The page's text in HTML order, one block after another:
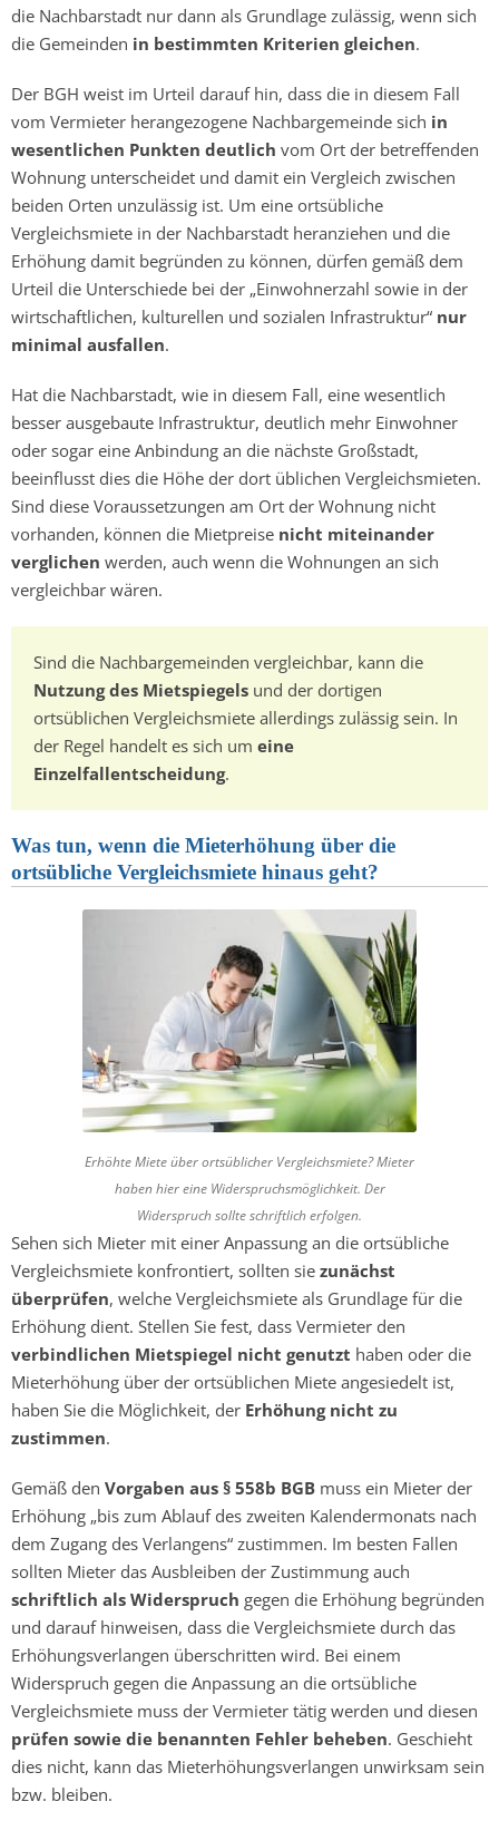
die Nachbarstadt nur dann als Grundlage zulässig, wenn sich
die Gemeinden in bestimmten Kriterien gleichen.
Der BGH weist im Urteil darauf hin, dass die in diesem Fall
vom Vermieter herangezogene Nachbargemeinde sich in
wesentlichen Punkten deutlich vom Ort der betreffenden
Wohnung unterscheidet und damit ein Vergleich zwischen
beiden Orten unzulässig ist. Um eine ortsübliche
Vergleichsmiete in der Nachbarstadt heranziehen und die
Erhöhung damit begründen zu können, dürfen gemäß dem
Urteil die Unterschiede bei der „Einwohnerzahl sowie in der
wirtschaftlichen, kulturellen und sozialen Infrastruktur“ nur
minimal ausfallen.
Hat die Nachbarstadt, wie in diesem Fall, eine wesentlich
besser ausgebaute Infrastruktur, deutlich mehr Einwohner
oder sogar eine Anbindung an die nächste Großstadt,
beeinflusst dies die Höhe der dort üblichen Vergleichsmieten.
Sind diese Voraussetzungen am Ort der Wohnung nicht
vorhanden, können die Mietpreise nicht miteinander
verglichen werden, auch wenn die Wohnungen an sich
vergleichbar wären.
Sind die Nachbargemeinden vergleichbar, kann die
Nutzung des Mietspiegels und der dortigen
ortsüblichen Vergleichsmiete allerdings zulässig sein. In
der Regel handelt es sich um eine
Einzelfallentscheidung.
Was tun, wenn die Mieterhöhung über die
ortsübliche Vergleichsmiete hinaus geht?
Erhöhte Miete über ortsüblicher Vergleichsmiete? Mieter
haben hier eine Widerspruchsmöglichkeit. Der
Widerspruch sollte schriftlich erfolgen.
Sehen sich Mieter mit einer Anpassung an die ortsübliche
Vergleichsmiete konfrontiert, sollten sie zunächst
überprüfen, welche Vergleichsmiete als Grundlage für die
Erhöhung dient. Stellen Sie fest, dass Vermieter den
verbindlichen Mietspiegel nicht genutzt haben oder die
Mieterhöhung über der ortsüblichen Miete angesiedelt ist,
haben Sie die Möglichkeit, der Erhöhung nicht zu
zustimmen.
Gemäß den Vorgaben aus § 558b BGB muss ein Mieter der
Erhöhung „bis zum Ablauf des zweiten Kalendermonats nach
dem Zugang des Verlangens“ zustimmen. Im besten Fallen
sollten Mieter das Ausbleiben der Zustimmung auch
schriftlich als Widerspruch gegen die Erhöhung begründen
und darauf hinweisen, dass die Vergleichsmiete durch das
Erhöhungsverlangen überschritten wird. Bei einem
Widerspruch gegen die Anpassung an die ortsübliche
Vergleichsmiete muss der Vermieter tätig werden und diesen
prüfen sowie die benannten Fehler beheben. Geschieht
dies nicht, kann das Mieterhöhungsverlangen unwirksam sein
bzw. bleiben.